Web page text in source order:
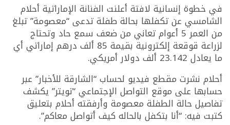
في خطوة إنسانية لافتة أعلنت الفنانة الإماراتية أحلام
الشامسي عن تكفلها بحالة طفلة تدعى “معصومة” تبلغ
من العمر 5 أعوام تعاني من ضعف سمع حاد وتحتاج
لزراعة قوقعة إلكترونية بقيمة 85 ألف درهم إماراتي أي
ما يعادل 23.142 ألف دولار أمريكي.
أحلام نشرت مقطع فيديو لحساب “الشارقة للأخبار” عبر
حسابها على موقع التواصل الإجتماعي “تويتر” يكشف
تفاصيل حالة الطفلة معصومة وأرفقته أحلام بتعليق
كتبت فيه: “أنا بتكفل بالحاله كيف أتواصل معاكم”.